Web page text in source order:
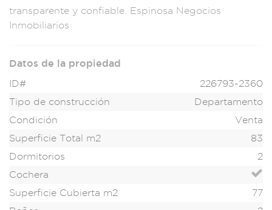
transparente y confiable. Espinosa Negocios
Inmobiliarios
Datos de la propiedad
ID#
226793-2360
Tipo de construcción
Departamento
Condición
Venta
Superficie Total m2
83
Dormitorios
2
Cochera
Superficie Cubierta m2
77